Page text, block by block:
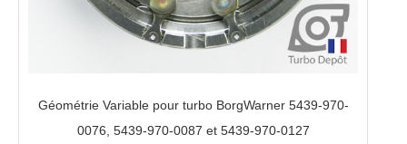
Géométrie Variable pour turbo BorgWarner 5439-970-
0076, 5439-970-0087 et 5439-970-0127